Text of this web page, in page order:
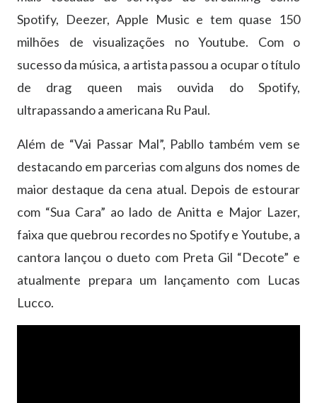
Spotify, Deezer, Apple Music e tem quase 150
milhões de visualizações no Youtube. Com o
sucesso da música, a artista passou a ocupar o título
de drag queen mais ouvida do Spotify,
ultrapassando a americana Ru Paul.
Além de “Vai Passar Mal”, Pabllo também vem se
destacando em parcerias com alguns dos nomes de
maior destaque da cena atual. Depois de estourar
com “Sua Cara” ao lado de Anitta e Major Lazer,
faixa que quebrou recordes no Spotify e Youtube, a
cantora lançou o dueto com Preta Gil “Decote” e
atualmente prepara um lançamento com Lucas
Lucco.